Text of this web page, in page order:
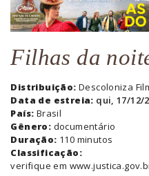
Filhas da
Distribuição: Descoloniza
Data de estreia: qui, 17/12/
País: Brasil
Gênero: documentário
Duração: 110 minutos
Classificação:
verifique em